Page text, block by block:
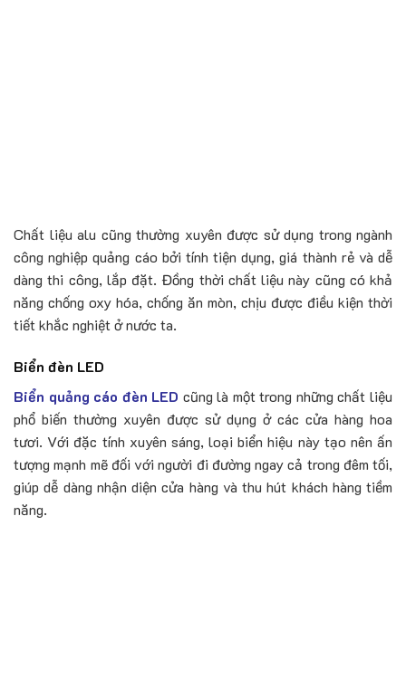
Chất liệu alu cũng thường xuyên được sử dụng trong ngành
công nghiệp quảng cáo bởi tính tiện dụng, giá thành rẻ và dễ
dàng thi công, lắp đặt. Đồng thời chất liệu này cũng có khả
năng chống oxy hóa, chống ăn mòn, chịu được điều kiện thời
tiết khắc nghiệt ở nước ta.
Biển đèn LED
Biển quảng cáo đèn LED cũng là một trong những chất liệu
phổ biến thường xuyên được sử dụng ở các cửa hàng hoa
tươi. Với đặc tính xuyên sáng, loại biển hiệu này tạo nên ấn
tượng mạnh mẽ đối với người đi đường ngay cả trong đêm tối,
giúp dễ dàng nhận diện cửa hàng và thu hút khách hàng tiềm
năng.